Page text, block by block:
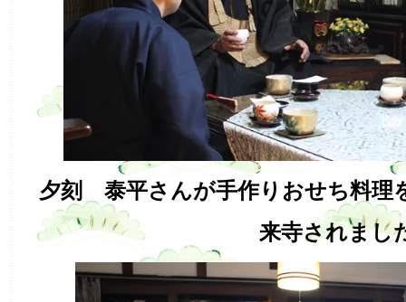
夕刻 泰平さんが手作りおせち料理
来寺されまし